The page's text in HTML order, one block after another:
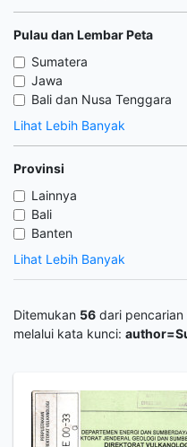
Pulau dan Lembar Peta
Sumatera
Jawa
Bali dan Nusa Tenggara
Lihat Lebih Banyak
Provinsi
Lainnya
Bali
Banten
Lihat Lebih Banyak
Ditemukan 56 dari pencarian
melalui kata kunci: